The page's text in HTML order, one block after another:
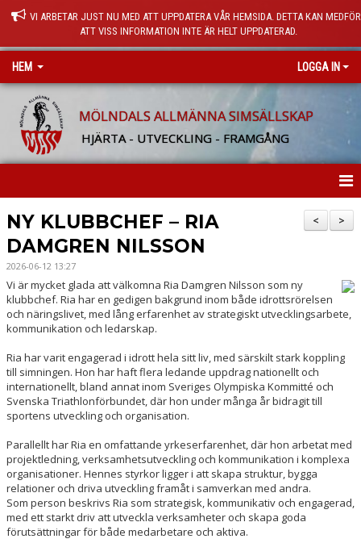
VI ARBETAR JUST NU MED ATT UPPDATERA VÅR HEMSIDA. DETTA KAN
ATT VISS INFORMATION INTE ÄR HELT UPPDATERAD.
HEM LOGGA IN
MÖLNDALS ALLMÄNNA SIMSÄLLSKAP
HJÄRTA - UTVECKLING - FRAMGÅNG
HEM
KONTAKTA OSS
ALLT OM MASS
NYHETER
HÄR BEDRIVER VI VERKSAMHET
KLUBBSHOPEN
FUNKTIONÄRSINFORMATION
>
<
NY KLUBBCHEF – RIA
DAMGREN NILSSON
2026-06-12 13:27
Vi är mycket glada att välkomna Ria Damgren Nilsson som ny
klubbchef. Ria har en gedigen bakgrund inom både idrottsrörelsen
och näringslivet, med lång erfarenhet av strategiskt utvecklingsarbete,
kommunikation och ledarskap.
Ria har varit engagerad i idrott hela sitt liv, med särskilt stark koppling
till simningen. Hon har haft flera ledande uppdrag nationellt och
internationellt, bland annat inom Sveriges Olympiska Kommitté och
Svenska Triathlonförbundet, där hon under många år bidragit till
sportens utveckling och organisation.
Parallellt har Ria en omfattande yrkeserfarenhet, där hon arbetat med
projektledning, verksamhetsutveckling och kommunikation i komplexa
organisationer. Hennes styrkor ligger i att skapa struktur, bygga
relationer och driva utveckling framåt i samverkan med andra.
Som person beskrivs Ria som strategisk, kommunikativ och engagerad,
med ett starkt driv att utveckla verksamheter och skapa goda
förutsättningar för både medarbetare och aktiva.